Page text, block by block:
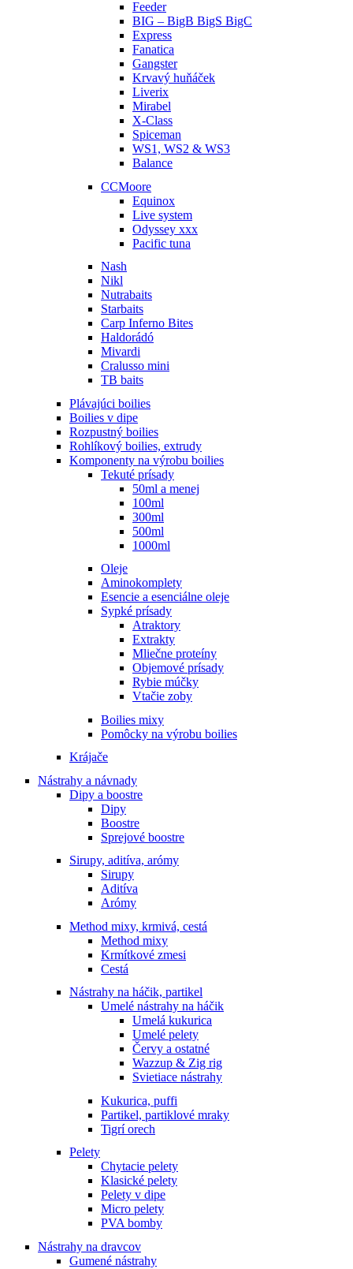
Feeder
BIG – BigB BigS BigC
Express
Fanatica
Gangster
Krvavý huňáček
Liverix
Mirabel
X-Class
Spiceman
WS1, WS2 & WS3
Balance
CCMoore
Equinox
Live system
Odyssey xxx
Pacific tuna
Nash
Nikl
Nutrabaits
Starbaits
Carp Inferno Bites
Haldorádó
Mivardi
Cralusso mini
TB baits
Plávajúci boilies
Boilies v dipe
Rozpustný boilies
Rohlíkový boilies, extrudy
Komponenty na výrobu boilies
Tekuté prísady
50ml a menej
100ml
300ml
500ml
1000ml
Oleje
Aminokomplety
Esencie a esenciálne oleje
Sypké prísady
Atraktory
Extrakty
Mliečne proteíny
Objemové prísady
Rybie múčky
Vtačie zoby
Boilies mixy
Pomôcky na výrobu boilies
Krájače
Nástrahy a návnady
Dipy a boostre
Dipy
Boostre
Sprejové boostre
Sirupy, aditíva, arómy
Sirupy
Aditíva
Arómy
Method mixy, krmivá, cestá
Method mixy
Krmítkové zmesi
Cestá
Nástrahy na háčik, partikel
Umelé nástrahy na háčik
Umelá kukurica
Umelé pelety
Červy a ostatné
Wazzup & Zig rig
Svietiace nástrahy
Kukurica, puffi
Partikel, partiklové mraky
Tigrí orech
Pelety
Chytacie pelety
Klasické pelety
Pelety v dipe
Micro pelety
PVA bomby
Nástrahy na dravcov
Gumené nástrahy